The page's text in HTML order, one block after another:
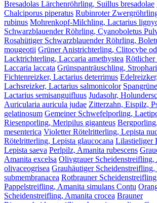
Bresadolas Lärchenröhrling, Suillus bresadolae
Chalciporus piperatus Rubinroter
rubinus Mohrenkopf-Milchling, Lactarius
Schwarzblauender Röhrling, Cyanoboletus
Rosahütiger Schwarzblauender Röhrling,
mougeotii Grüner Anistrichterling, Clitocybe
Lacktrichterling, Laccaria amethystea Rötlicher
Laccaria laccata Grünspanträuschling,
Fichtenreizker, Lactarius deterrimus
Lachsreizker, Lactarius salmonicolor
Lactarius semisanguifluus Judasohr,
Auricularia auricula judae Zitterzahn, Eispilz,
gelatinosum Gemeiner Schwefelporling,
Riesenporling, Meripilus giganteus
mesenterica Violetter Rötelritterling, Lepista
Rötelritterling, Lepista glaucocana Lilastieliger
Lepista saeva Perlpilz, Amanita rubescens
Amanita excelsa Olivgrauer Scheidenstreifling,
olivaceogrisea Grauhäutiger
submembranacea Rotbrauner
Pappelstreifling, Amanita simulans Contu
Scheidenstreifling, Amanita crocea Brauner